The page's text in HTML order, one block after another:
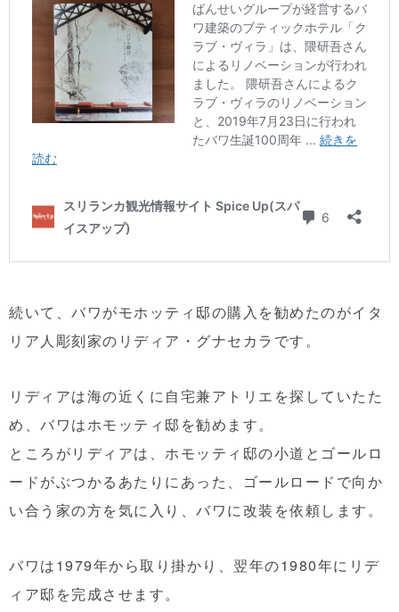
続いて、バワがモホッティ邸の購入を勧めたのがイタ
リア人彫刻家のリディア・グナセカラです。
リディアは海の近くに自宅兼アトリエを探していたた
め、バワはホモッティ邸を勧めます。
ところがリディアは、ホモッティ邸の小道とゴールロ
ードがぶつかるあたりにあった、ゴールロードで向か
い合う家の方を気に入り、バワに改装を依頼します。
バワは1979年から取り掛かり、翌年の1980年にリデ
ィア邸を完成させます。